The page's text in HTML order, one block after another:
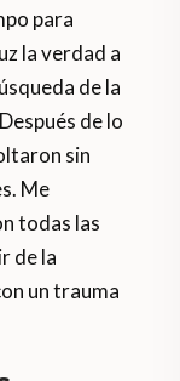
para
la verdad a
de la
de lo
sin
Me
todas las
de la
un trauma